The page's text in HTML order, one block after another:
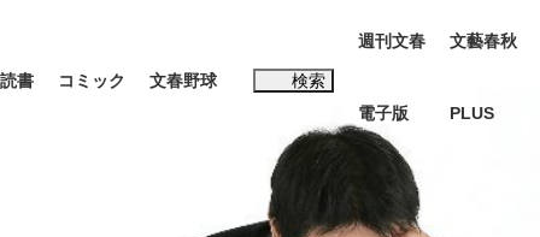
読書 コミック 文春野球 検索
週刊文春
電子版
文藝春秋
PLUS